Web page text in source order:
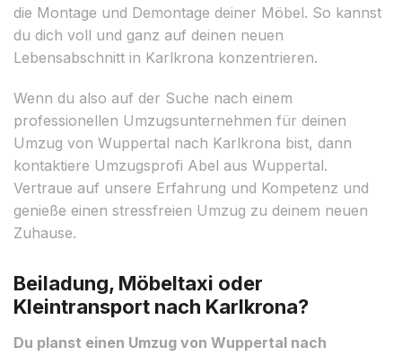
die Montage und Demontage deiner Möbel. So kannst
du dich voll und ganz auf deinen neuen
Lebensabschnitt in Karlkrona konzentrieren.
Wenn du also auf der Suche nach einem
professionellen Umzugsunternehmen für deinen
Umzug von Wuppertal nach Karlkrona bist, dann
kontaktiere Umzugsprofi Abel aus Wuppertal.
Vertraue auf unsere Erfahrung und Kompetenz und
genieße einen stressfreien Umzug zu deinem neuen
Zuhause.
Beiladung, Möbeltaxi oder
Kleintransport nach Karlkrona?
Du planst einen Umzug von Wuppertal nach